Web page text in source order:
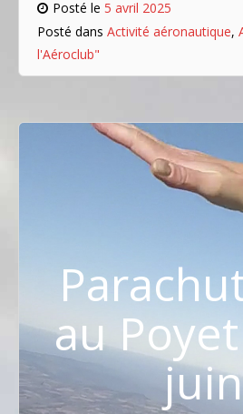
Posté le 5 avril 2025
Posté dans Activité aéronautique,
l'Aéroclub"
au
juin